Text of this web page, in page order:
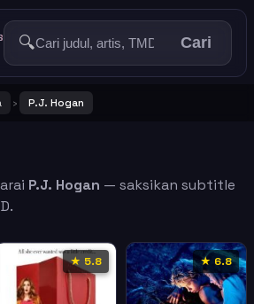
🔍 Cari
› P.J. Hogan
P.J. Hogan — saksikan subtitle
★ 5.8 ★ 6.8